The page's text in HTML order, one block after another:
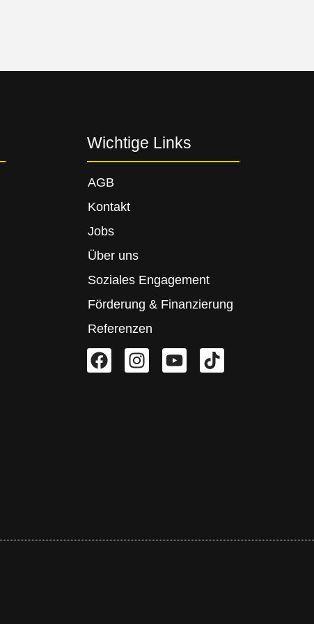
Wichtige Links
AGB
Kontakt
Jobs
Über uns
Soziales Engagement
Förderung & Finanzierung
Referenzen